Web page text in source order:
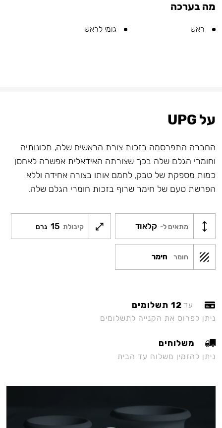
מה בערכה
ראש גומי לראש
על UPG
החברה התפרסמה בזכות צורת הראשים שלה, תכונותיה
וחומרי הגלם שלה בכך שצורתה האידאלית אפשרה לאחסן
כמות מספקת של טבק, לחמם אותו בצורה אחידה וללא
הפרשת טעם של חימר שרוף בזכות חומרי הגלם שלה.
מתאים ל- קלאוד קיבולת 15 גרם
חומר חימר
עד 12 תשלומים
ניתן לפרוס את הקנייה לתשלומים
משלוחים
ניתן להזמין משלוח עד הבית